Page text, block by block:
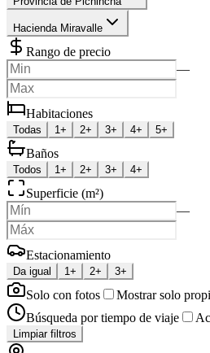
Hacienda Miravalle
Rango de precio
—
Habitaciones
Todas 1+ 2+ 3+ 4+ 5+
Baños
Todos 1+ 2+ 3+ 4+
Superficie (m²)
—
Estacionamiento
Da igual 1+ 2+ 3+
Solo con fotos
Mostrar solo
Búsqueda por tiempo de viaje
Limpiar filtros